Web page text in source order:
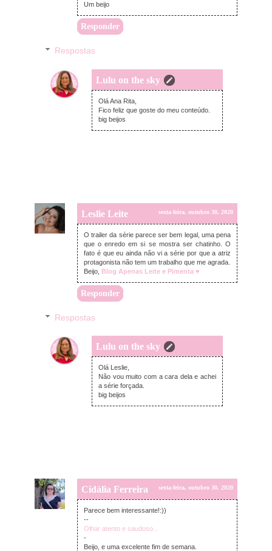
Um beijo
Responder
Respostas
Lulu on the sky
sexta-feira, outubro 30, 2020
Olá Ana Rita,
Fico feliz que goste do meu conteúdo.
big beijos
Leslie Leite sexta-feira, outubro 30, 2020
O trailer da série parece ser bem legal, uma pena
que o enredo em si se mostra ser chatinho. O
fato é que eu ainda não vi a série por que a atriz
protagonista não tem um trabalho que me agrada.
Beijo, Blog Apenas Leite e Pimenta ♥
Responder
Respostas
Lulu on the sky
sexta-feira, outubro 30, 2020
Olá Leslie,
Não vou muito com a cara dela e achei
a série forçada.
big beijos
Cidália Ferreira sexta-feira, outubro 30, 2020
Parece bem interessante!:))
--
Olhar atento e saudoso...
-
Beijo, e uma excelente fim de semana.